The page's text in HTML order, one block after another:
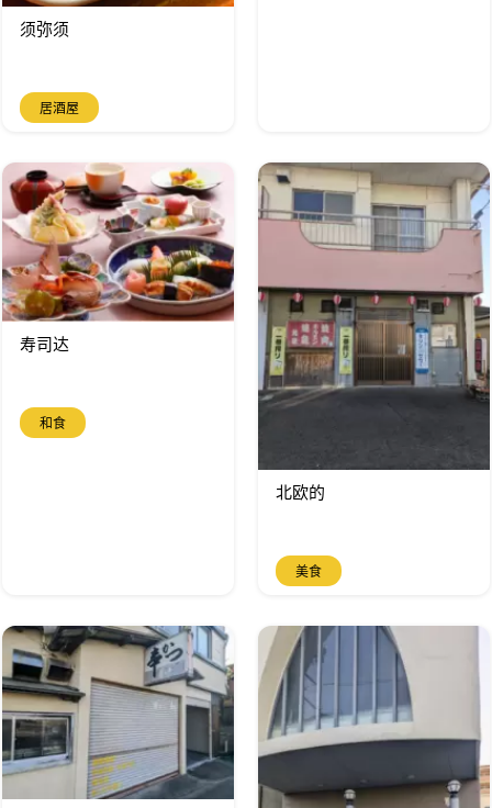
须弥须
居酒屋
寿司达
和食
北欧的
美食